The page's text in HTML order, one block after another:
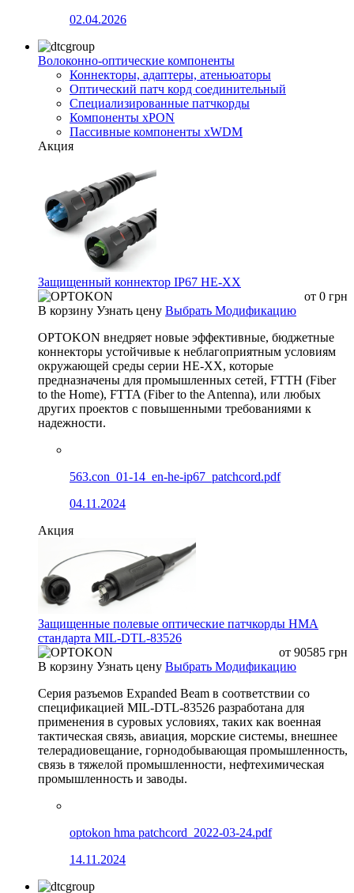
02.04.2026
Волоконно-оптические компоненты
Коннекторы, адаптеры, атеньюаторы
Оптический патч корд соединительный
Специализированные патчкорды
Компоненты xPON
Пассивные компоненты xWDM
Акция
Защищенный коннектор IP67 HE-XX
от 0 грн
В корзину Узнать цену Выбрать Модификацию
OPTOKON внедряет новые эффективные, бюджетные
коннекторы устойчивые к неблагоприятным условиям
окружающей среды серии HE-XX, которые
предназначены для промышленных сетей, FTTH (Fiber
to the Home), FTTA (Fiber to the Antenna), или любых
других проектов с повышенными требованиями к
надежности.
563.con_01-14_en-he-ip67_patchcord.pdf
04.11.2024
Акция
Защищенные полевые оптические патчкорды HMA
стандарта MIL-DTL-83526
от 90585 грн
В корзину Узнать цену Выбрать Модификацию
Серия разъемов Expanded Beam в соответствии со
спецификацией MIL-DTL-83526 разработана для
применения в суровых условиях, таких как военная
тактическая связь, авиация, морские системы, внешнее
телерадиовещание, горнодобывающая промышленность,
связь в тяжелой промышленности, нефтехимическая
промышленность и заводы.
optokon hma patchcord_2022-03-24.pdf
14.11.2024